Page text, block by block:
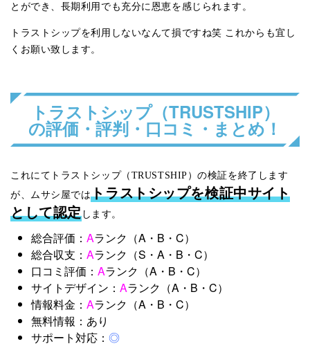
とができ、長期利用でも充分に恩恵を感じられます。
トラストシップを利用しないなんて損ですね笑 これからも宜し
くお願い致します。
トラストシップ（TRUSTSHIP）
の評価・評判・口コミ・まとめ！
これにてトラストシップ（TRUSTSHIP）の検証を終了します
が、ムサシ屋ではトラストシップを検証中サイト
として認定します。
総合評価： Aランク（A・B・C）
総合収支： Aランク（S・A・B・C）
口コミ評価： Aランク（A・B・C）
サイトデザイン： Aランク（A・B・C）
情報料金： Aランク（A・B・C）
無料情報：あり
サポート対応： ◎